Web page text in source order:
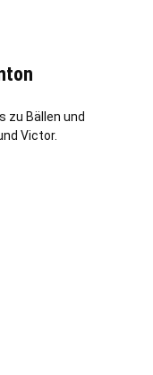
zu Bällen und
Victor.